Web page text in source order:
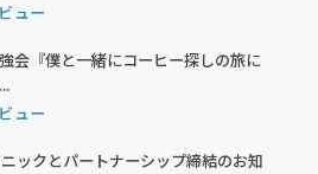
ュー
会『僕と一緒にコーヒー探しの旅に
ュー
ックとパートナーシップ締結のお知